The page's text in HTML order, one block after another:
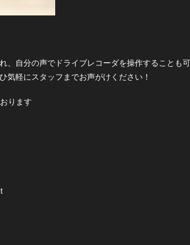
、自分の声でドライブレコーダを操作することも
気軽にスタッフまでお声がけください！
ります